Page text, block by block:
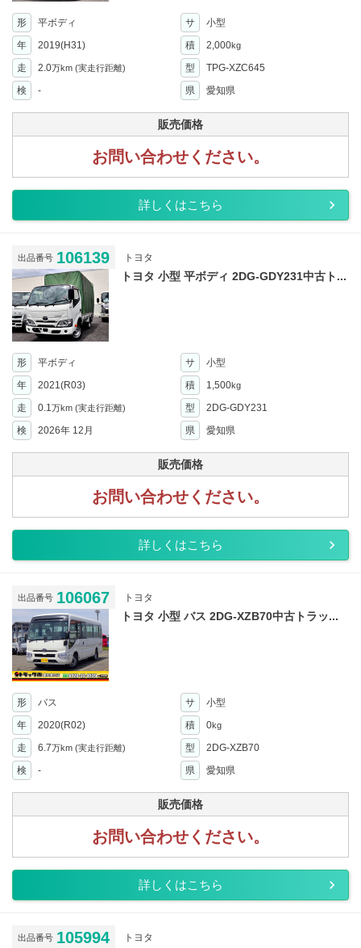
形 平ボディ サ
小型
年
2019(H31) 積 2,000kg
走 2.0万km (実走行距離) 型
TPG-XZC645
検
- 県 愛知県
販売価格
お問い合わせください。
詳しくはこちら
出品番号 106139 トヨタ
トヨタ 小型 平ボディ 2DG-GDY231中古ト...
形 平ボディ サ
小型
年
2021(R03) 積 1,500kg
走 0.1万km (実走行距離) 型
2DG-GDY231
検
2026年 12月 県 愛知県
販売価格
お問い合わせください。
詳しくはこちら
出品番号 106067 トヨタ
トヨタ 小型 バス 2DG-XZB70中古トラッ...
形 バス サ
小型
年
2020(R02) 積 0kg
走 6.7万km (実走行距離) 型
2DG-XZB70
検
- 県 愛知県
販売価格
お問い合わせください。
詳しくはこちら
出品番号 105994 トヨタ